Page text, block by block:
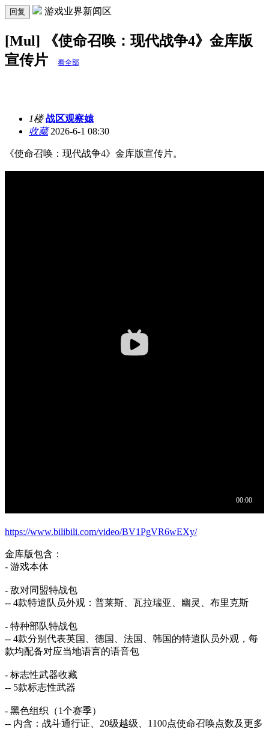
回复 游戏业界新闻区
[Mul] 《使命召唤：现代战争4》金库版
宣传片
看全部
1楼 战区观察媴
收藏2026-6-1 08:30
《使命召唤：现代战争4》金库版宣传片。
https://www.bilibili.com/video/BV1PgVR6wEXy/
金库版包含：
- 游戏本体
- 敌对同盟特战包
-- 4款特遣队员外观：普莱斯、瓦拉瑞亚、幽灵、布里克斯
- 特种部队特战包
-- 4款分别代表英国、德国、法国、韩国的特遣队员外观，每
款均配备对应当地语言的语音包
- 标志性武器收藏
-- 5款标志性武器
- 黑色组织（1个赛季）
-- 内含：战斗通行证、20级越级、1100点使命召唤点数及更多